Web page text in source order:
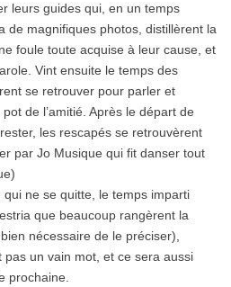
leurs guides qui, en un temps
de magnifiques photos, distillèrent la
foule toute acquise à leur cause, et
Vint ensuite le temps des
se retrouver pour parler et
de l’amitié. Après le départ de
les rescapés se retrouvèrent
par Jo Musique qui fit danser tout
qui ne se quitte, le temps imparti
que beaucoup rangèrent la
nécessaire de le préciser),
pas un vain mot, et ce sera aussi
prochaine.